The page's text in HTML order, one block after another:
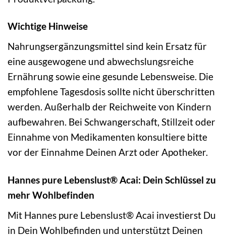
Wichtige Hinweise
Nahrungsergänzungsmittel sind kein Ersatz für
eine ausgewogene und abwechslungsreiche
Ernährung sowie eine gesunde Lebensweise. Die
empfohlene Tagesdosis sollte nicht überschritten
werden. Außerhalb der Reichweite von Kindern
aufbewahren. Bei Schwangerschaft, Stillzeit oder
Einnahme von Medikamenten konsultiere bitte
vor der Einnahme Deinen Arzt oder Apotheker.
Hannes pure Lebenslust® Acai: Dein Schlüssel zu
mehr Wohlbefinden
Mit Hannes pure Lebenslust® Acai investierst Du
in Dein Wohlbefinden und unterstützt Deinen